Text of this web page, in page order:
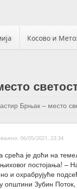
Косово и
Брњак – место
06/05/2021, 23:34
срећа је доћи на
постојања! –
и охрабрујуће
општини Зубин